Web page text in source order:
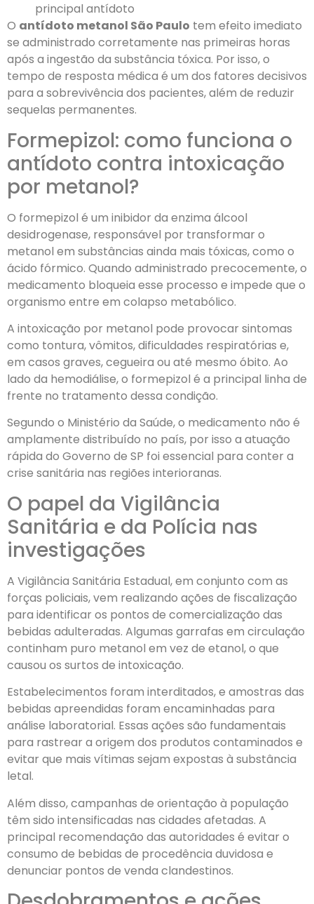
principal antídoto
O antídoto metanol São Paulo tem efeito imediato
se administrado corretamente nas primeiras horas
após a ingestão da substância tóxica. Por isso, o
tempo de resposta médica é um dos fatores decisivos
para a sobrevivência dos pacientes, além de reduzir
sequelas permanentes.
Formepizol: como funciona o
antídoto contra intoxicação
por metanol?
O formepizol é um inibidor da enzima álcool
desidrogenase, responsável por transformar o
metanol em substâncias ainda mais tóxicas, como o
ácido fórmico. Quando administrado precocemente, o
medicamento bloqueia esse processo e impede que o
organismo entre em colapso metabólico.
A intoxicação por metanol pode provocar sintomas
como tontura, vômitos, dificuldades respiratórias e,
em casos graves, cegueira ou até mesmo óbito. Ao
lado da hemodiálise, o formepizol é a principal linha de
frente no tratamento dessa condição.
Segundo o Ministério da Saúde, o medicamento não é
amplamente distribuído no país, por isso a atuação
rápida do Governo de SP foi essencial para conter a
crise sanitária nas regiões interioranas.
O papel da Vigilância
Sanitária e da Polícia nas
investigações
A Vigilância Sanitária Estadual, em conjunto com as
forças policiais, vem realizando ações de fiscalização
para identificar os pontos de comercialização das
bebidas adulteradas. Algumas garrafas em circulação
continham puro metanol em vez de etanol, o que
causou os surtos de intoxicação.
Estabelecimentos foram interditados, e amostras das
bebidas apreendidas foram encaminhadas para
análise laboratorial. Essas ações são fundamentais
para rastrear a origem dos produtos contaminados e
evitar que mais vítimas sejam expostas à substância
letal.
Além disso, campanhas de orientação à população
têm sido intensificadas nas cidades afetadas. A
principal recomendação das autoridades é evitar o
consumo de bebidas de procedência duvidosa e
denunciar pontos de venda clandestinos.